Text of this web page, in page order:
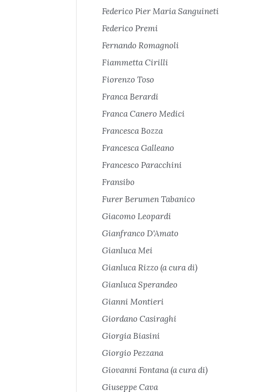
Federico Pier Maria Sanguineti
Federico Premi
Fernando Romagnoli
Fiammetta Cirilli
Fiorenzo Toso
Franca Berardi
Franca Canero Medici
Francesca Bozza
Francesca Galleano
Francesco Paracchini
Fransibo
Furer Berumen Tabanico
Giacomo Leopardi
Gianfranco D'Amato
Gianluca Mei
Gianluca Rizzo (a cura di)
Gianluca Sperandeo
Gianni Montieri
Giordano Casiraghi
Giorgia Biasini
Giorgio Pezzana
Giovanni Fontana (a cura di)
Giuseppe Cava